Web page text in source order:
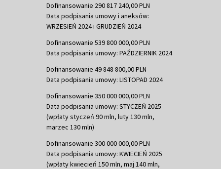
Dofinansowanie 290 817 240,00 PLN
Data podpisania umowy i aneksów:
WRZESIEŃ 2024 i GRUDZIEŃ 2024
Dofinansowanie 539 800 000,00 PLN
Data podpisania umowy: PAŹDZIERNIK 2024
Dofinansowanie 49 848 800,00 PLN
Data podpisania umowy: LISTOPAD 2024
Dofinansowanie 350 000 000,00 PLN
Data podpisania umowy: STYCZEŃ 2025
(wpłaty styczeń 90 mln, luty 130 mln,
marzec 130 mln)
Dofinansowanie 300 000 000,00 PLN
Data podpisania umowy: KWIECIEŃ 2025
(wpłaty kwiecień 150 mln, maj 140 mln,